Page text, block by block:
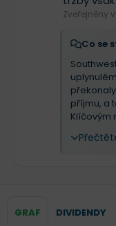
Zveřejněny
Co se
příjmu, a
Klíčovým
GRAF DIVIDENDY